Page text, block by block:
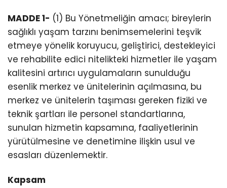
MADDE 1- (1) Bu Yönetmeliğin amacı; bireylerin
sağlıklı yaşam tarzını benimsemelerini teşvik
etmeye yönelik koruyucu, geliştirici, destekleyici
ve rehabilite edici nitelikteki hizmetler ile yaşam
kalitesini artırıcı uygulamaların sunulduğu
esenlik merkez ve ünitelerinin açılmasına, bu
merkez ve ünitelerin taşıması gereken fiziki ve
teknik şartları ile personel standartlarına,
sunulan hizmetin kapsamına, faaliyetlerinin
yürütülmesine ve denetimine ilişkin usul ve
esasları düzenlemektir.
Kapsam